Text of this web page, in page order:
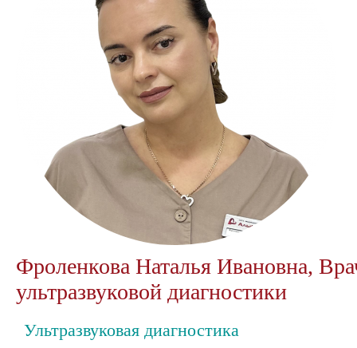
Фроленкова Наталья Ивановна,
ультразвуковой диагностики
Ультразвуковая диагностика